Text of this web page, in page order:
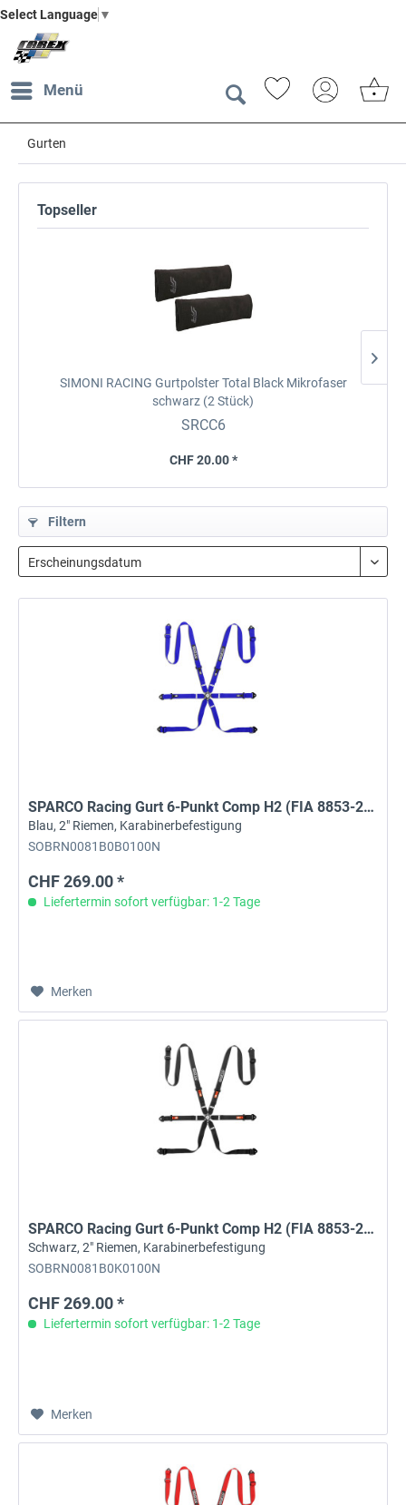
Select Language ▼
Menü
Gurten
Topseller
SIMONI RACING Gurtpolster Total Black Mikrofaser
schwarz (2 Stück)
SRCC6
CHF 20.00 *
Filtern
SPARCO Racing Gurt 6-Punkt Comp H2 (FIA 8853-2016)
Blau, 2" Riemen, Karabinerbefestigung
SOBRN0081B0B0100N
CHF 269.00 *
Liefertermin sofort verfügbar: 1-2 Tage
Merken
SPARCO Racing Gurt 6-Punkt Comp H2 (FIA 8853-2016)
Schwarz, 2" Riemen, Karabinerbefestigung
SOBRN0081B0K0100N
CHF 269.00 *
Liefertermin sofort verfügbar: 1-2 Tage
Merken